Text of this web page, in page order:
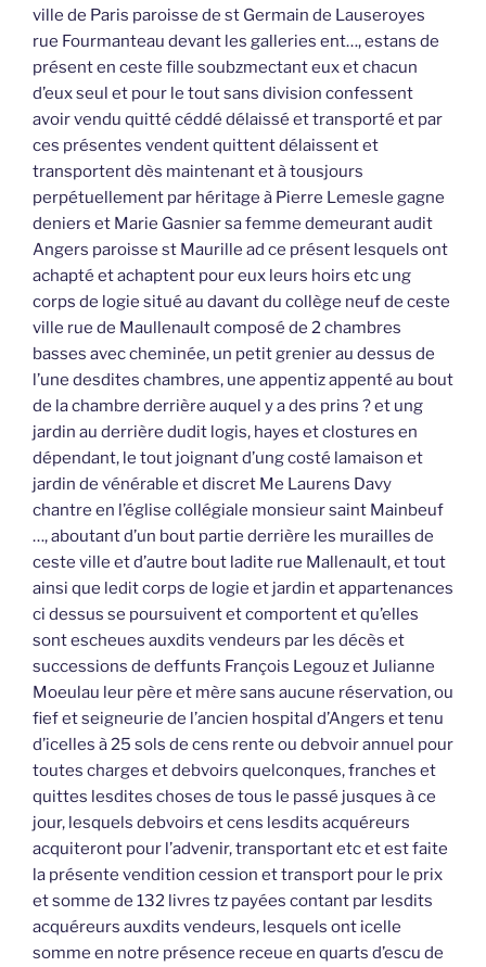
ville de Paris paroisse de st Germain de Lauseroyes
rue Fourmanteau devant les galleries ent…, estans de
présent en ceste fille soubzmectant eux et chacun
d’eux seul et pour le tout sans division confessent
avoir vendu quitté céddé délaissé et transporté et par
ces présentes vendent quittent délaissent et
transportent dès maintenant et à tousjours
perpétuellement par héritage à Pierre Lemesle gagne
deniers et Marie Gasnier sa femme demeurant audit
Angers paroisse st Maurille ad ce présent lesquels ont
achapté et achaptent pour eux leurs hoirs etc ung
corps de logie situé au davant du collège neuf de ceste
ville rue de Maullenault composé de 2 chambres
basses avec cheminée, un petit grenier au dessus de
l’une desdites chambres, une appentiz appenté au bout
de la chambre derrière auquel y a des prins ? et ung
jardin au derrière dudit logis, hayes et clostures en
dépendant, le tout joignant d’ung costé lamaison et
jardin de vénérable et discret Me Laurens Davy
chantre en l’église collégiale monsieur saint Mainbeuf
…, aboutant d’un bout partie derrière les murailles de
ceste ville et d’autre bout ladite rue Mallenault, et tout
ainsi que ledit corps de logie et jardin et appartenances
ci dessus se poursuivent et comportent et qu’elles
sont escheues auxdits vendeurs par les décès et
successions de deffunts François Legouz et Julianne
Moeulau leur père et mère sans aucune réservation, ou
fief et seigneurie de l’ancien hospital d’Angers et tenu
d’icelles à 25 sols de cens rente ou debvoir annuel pour
toutes charges et debvoirs quelconques, franches et
quittes lesdites choses de tous le passé jusques à ce
jour, lesquels debvoirs et cens lesdits acquéreurs
acquiteront pour l’advenir, transportant etc et est faite
la présente vendition cession et transport pour le prix
et somme de 132 livres tz payées contant par lesdits
acquéreurs auxdits vendeurs, lesquels ont icelle
somme en notre présence receue en quarts d’escu de